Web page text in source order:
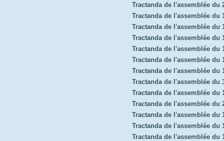
Tractanda de l'assemblée du
Tractanda de l'assemblée du
Tractanda de l'assemblée du
Tractanda de l'assemblée du
Tractanda de l'assemblée du
Tractanda de l'assemblée du
Tractanda de l'assemblée du
Tractanda de l'assemblée du
Tractanda de l'assemblée du
Tractanda de l'assemblée du
Tractanda de l'assemblée du
Tractanda de l'assemblée du
Tractanda de l'assemblée du